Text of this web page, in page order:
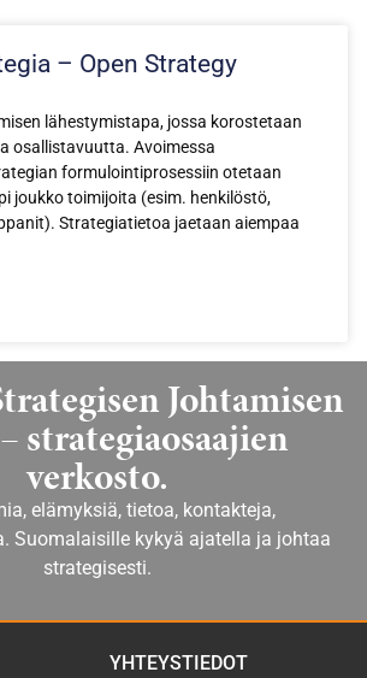
– Open Strategy
lähestymistapa, jossa korostetaan
osallistavuutta. Avoimessa
formulointiprosessiin otetaan
joukko toimijoita (esim. henkilöstö,
Strategiatietoa jaetaan aiempaa
Johtamisen
strategiaosaajien
verkosto.
elämyksiä, tietoa, kontakteja,
Suomalaisille kykyä ajatella ja johtaa
strategisesti.
YHTEYSTIEDOT